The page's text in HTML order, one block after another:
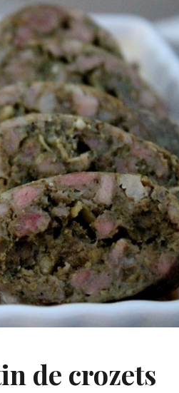
de crozets